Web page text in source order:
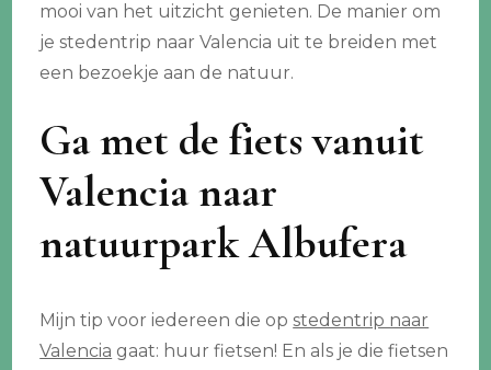
mooi van het uitzicht genieten. De manier om
je stedentrip naar Valencia uit te breiden met
een bezoekje aan de natuur.
Ga met de fiets vanuit
Valencia naar
natuurpark Albufera
Mijn tip voor iedereen die opstedentrip naar
Valencia gaat: huur fietsen! En als je die fietsen